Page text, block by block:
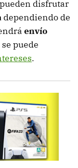
pueden disfrutar
dependiendo de
envío
se puede
.